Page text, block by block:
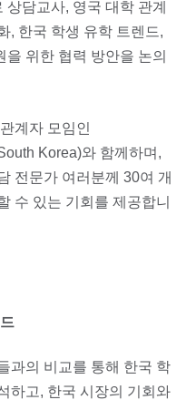
담교사, 영국 대학 관계
, 한국 학생 유학 트렌드,
위한 협력 방안을 논의
계자 모임인
Korea)와 함께하며,
전문가 여러분께 30여 개
수 있는 기회를 제공합니
과의 비교를 통해 한국 학
하고, 한국 시장의 기회와